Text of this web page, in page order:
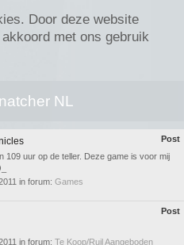
Door deze website
met ons gebruik
NL
Post
109 uur op de teller. Deze game is voor mij
in forum: Games
Post
in forum: Te Koop/Ruil Aangeboden